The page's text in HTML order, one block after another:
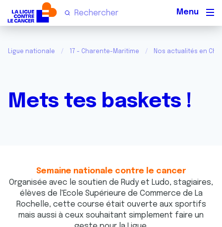
Ligue nationale 17 - Charente-Maritime Nos actualités en
Mets tes baskets !
Semaine nationale contre le cancer
Organisée avec le soutien de Rudy et Ludo, stagiaires,
élèves de l'Ecole Supérieure de Commerce de La
Rochelle, cette course était ouverte aux sportifs
mais aussi à ceux souhaitant simplement faire un